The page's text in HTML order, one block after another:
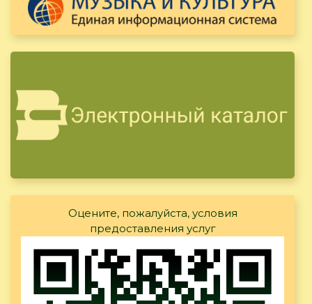
Оцените, пожалуйста, условия
предоставления услуг